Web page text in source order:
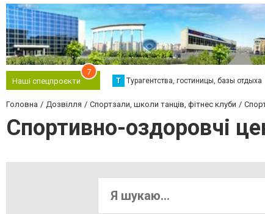
Наші спецпроєкти
7
Т Турагентства, гостиницы, базы отдыха
Головна Дозвілля Спортзали, школи танців, фітнес клуби
Спортивно-оздоровчі